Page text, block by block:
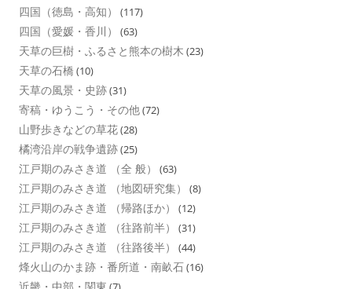
四国（徳島・高知） (117)
四国（愛媛・香川） (63)
天草の巨樹・ふるさと熊本の樹木 (23)
天草の石橋 (10)
天草の風景・史跡(31)
寄稿・ゆうこう・その他(72)
山野歩きなどの草花(28)
橘湾沿岸の戦争遺跡(25)
江戸期のみさき道 （全 般） (63)
江戸期のみさき道 （地図研究集） (8)
江戸期のみさき道 （帰路ほか） (12)
江戸期のみさき道 （往路前半） (31)
江戸期のみさき道 （往路後半） (44)
烽火山のかま跡・番所道・南畝石(16)